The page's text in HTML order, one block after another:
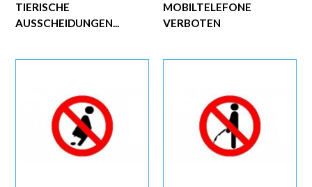
MOBILTELEFONE
VERBOTEN
TIERISCHE
AUSSCHEIDUNGEN...